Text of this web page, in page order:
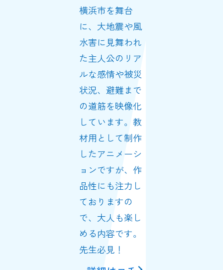
横浜市を舞台
に、大地震や風
水害に見舞われ
た主人公のリア
ルな感情や被災
状況、避難まで
の道筋を映像化
しています。教
材用として制作
したアニメーシ
ョンですが、作
品性にも注力し
ておりますの
で、大人も楽し
める内容です。
先生必見！